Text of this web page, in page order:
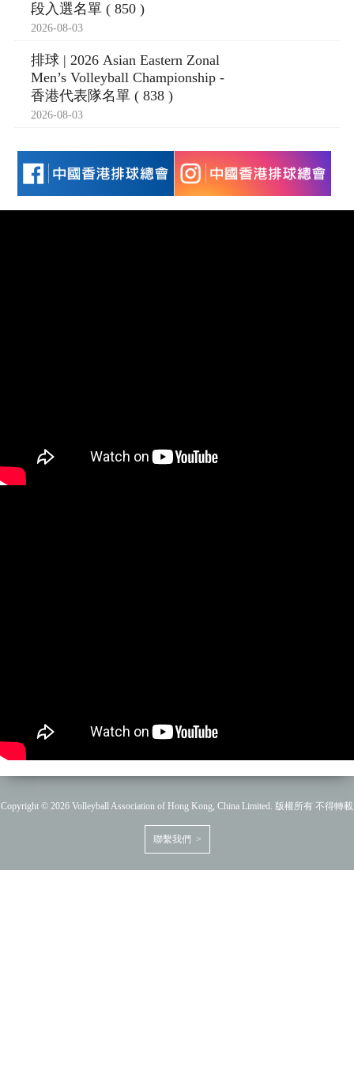
段入選名單 ( 850 )
2026-08-03
排球 | 2026 Asian Eastern Zonal
Men’s Volleyball Championship -
香港代表隊名單 ( 838 )
2026-08-03
Copyright © 2026 Volleyball Association of Hong Kong, China Limited. 版權所有 不得轉載
聯繫我們 >